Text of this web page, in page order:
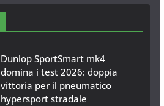
Dunlop SportSmart mk4
domina i test 2026: doppia
vittoria per il pneumatico
hypersport stradale